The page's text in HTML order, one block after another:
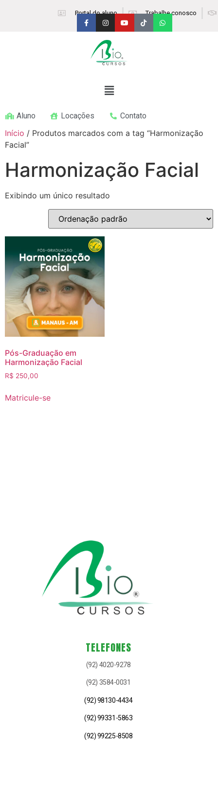
Portal do aluno Trabalhe conosco
Aluno Locações Contato
Início / Produtos marcados com a tag “Harmonização
Facial”
Harmonização Facial
Exibindo um único resultado
Pós-Graduação em
Harmonização Facial
R$ 250,00
Matricule-se
TELEFONES
(92) 4020-9278
(92) 3584-0031
(92) 98130-4434
(92) 99331-5863
(92) 99225-8508